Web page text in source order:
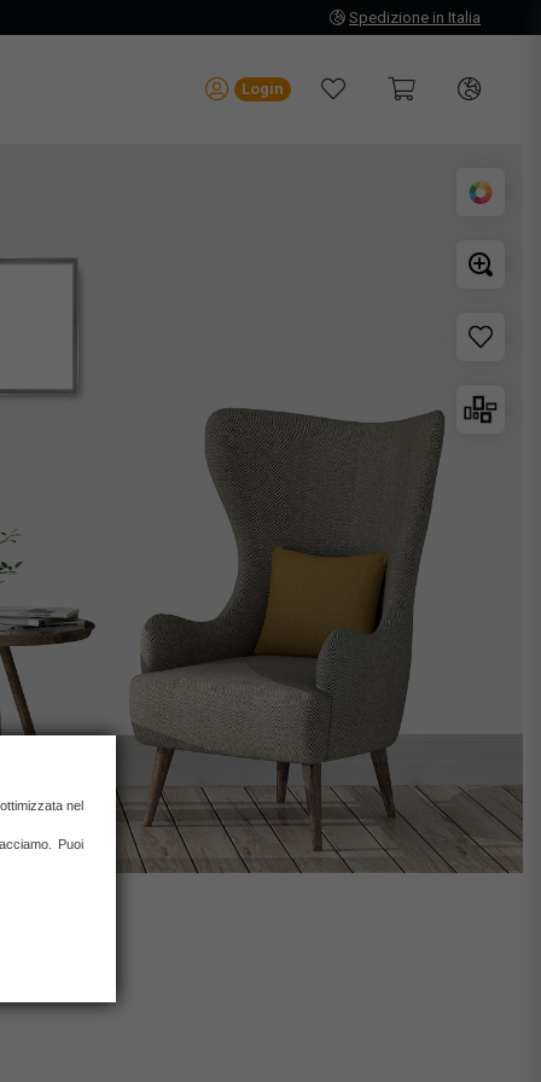
Spedizione in Italia
Login
nel
Puoi